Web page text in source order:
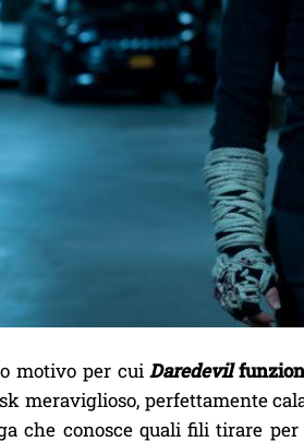
motivo per cuiDaredevil
meraviglioso, perfettamente
che conosce quali fili tirare